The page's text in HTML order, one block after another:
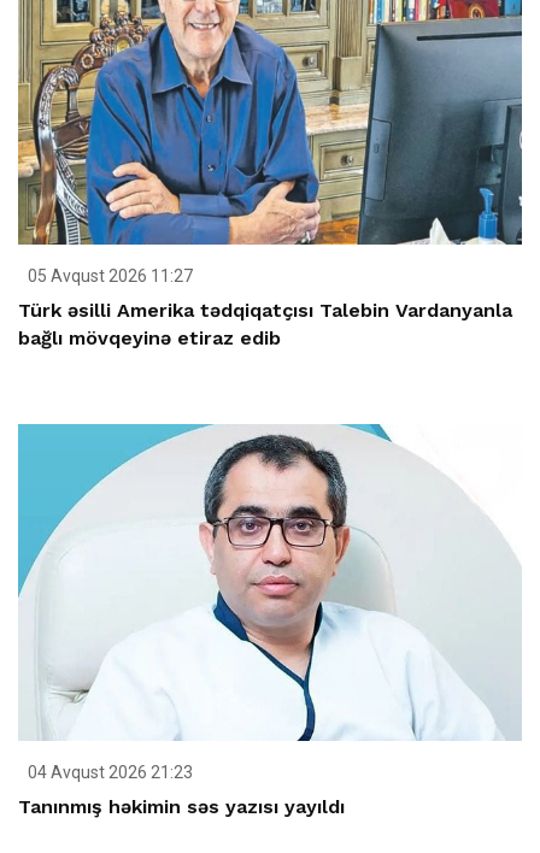
05 Avqust 2026 11:27
Türk əsilli Amerika tədqiqatçısı Talebin Vardanyanla
bağlı mövqeyinə etiraz edib
04 Avqust 2026 21:23
Tanınmış həkimin səs yazısı yayıldı